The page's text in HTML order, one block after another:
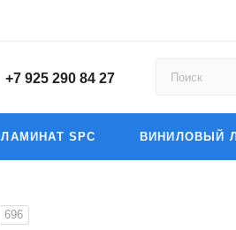
+7 925 290 84 27
ЛАМИНАТ SPC ВИНИЛОВЫЙ
696